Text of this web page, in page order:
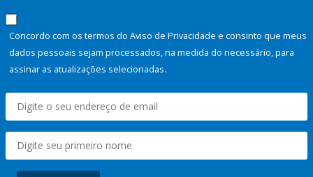
Concordo com os termos do Aviso de Privacidade e consinto que meus
dados pessoais sejam processados, na medida do necessário, para
assinar as atualizações selecionadas.